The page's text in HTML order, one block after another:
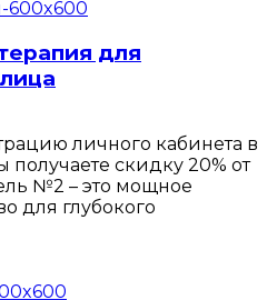
для
личного кабинета в
скидку 20% от
№2 – это мощное
для глубокого